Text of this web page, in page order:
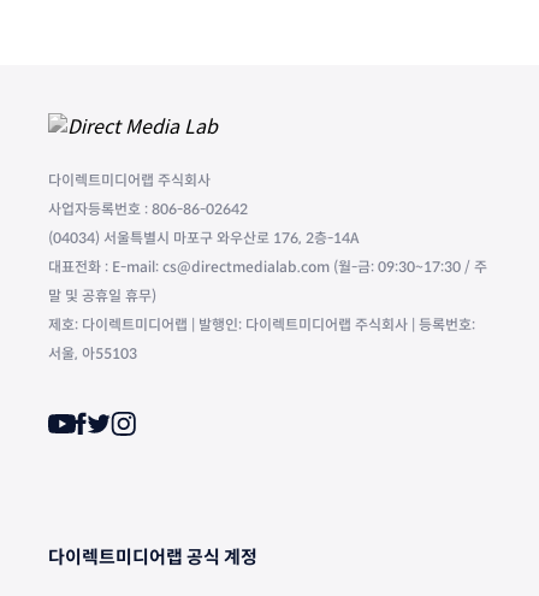
다이렉트미디어랩 주식회사
사업자등록번호 : 806-86-02642
(04034) 서울특별시 마포구 와우산로 176, 2층-14A
대표전화 : E-mail: cs@directmedialab.com (월-금: 09:30~17:30 / 주
말 및 공휴일 휴무)
제호: 다이렉트미디어랩 | 발행인: 다이렉트미디어랩 주식회사 | 등록번호:
서울, 아55103
다이렉트미디어랩 공식 계정